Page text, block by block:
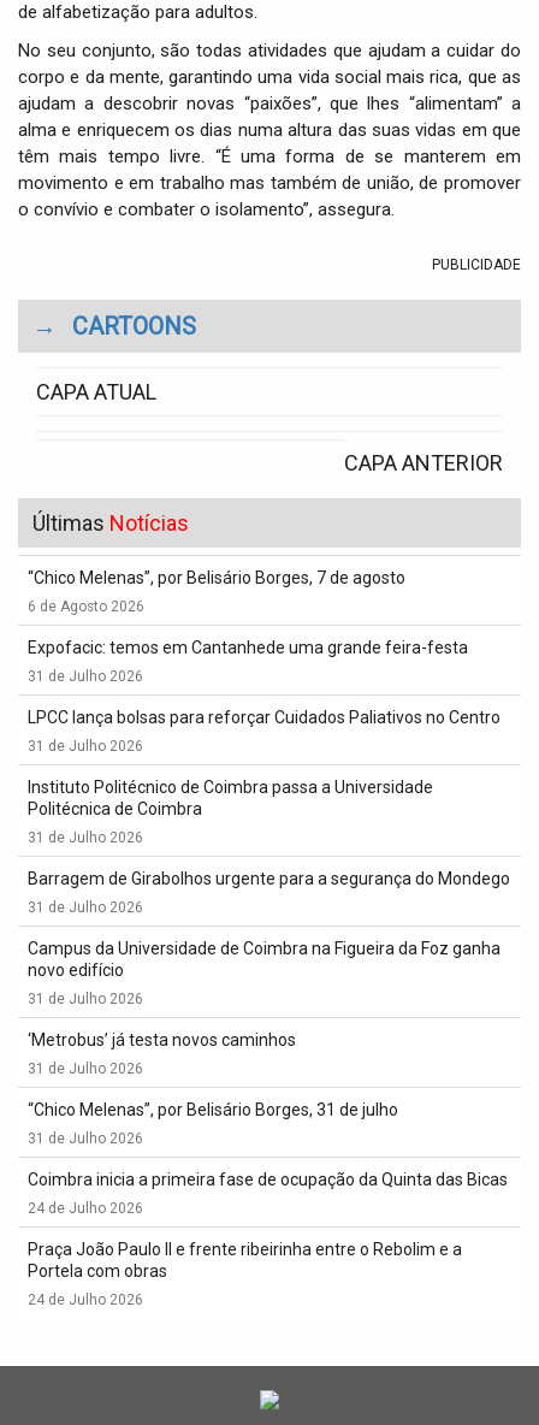
de alfabetização para adultos.
No seu conjunto, são todas atividades que ajudam a cuidar do
corpo e da mente, garantindo uma vida social mais rica, que as
ajudam a descobrir novas “paixões”, que lhes “alimentam” a
alma e enriquecem os dias numa altura das suas vidas em que
têm mais tempo livre. “É uma forma de se manterem em
movimento e em trabalho mas também de união, de promover
o convívio e combater o isolamento”, assegura.
PUBLICIDADE
→ CARTOONS
CAPA ATUAL
CAPA ANTERIOR
Últimas Notícias
“Chico Melenas”, por Belisário Borges, 7 de agosto
6 de Agosto 2026
Expofacic: temos em Cantanhede uma grande feira-festa
31 de Julho 2026
LPCC lança bolsas para reforçar Cuidados Paliativos no Centro
31 de Julho 2026
Instituto Politécnico de Coimbra passa a Universidade
Politécnica de Coimbra
31 de Julho 2026
Barragem de Girabolhos urgente para a segurança do Mondego
31 de Julho 2026
Campus da Universidade de Coimbra na Figueira da Foz ganha
novo edifício
31 de Julho 2026
‘Metrobus’ já testa novos caminhos
31 de Julho 2026
“Chico Melenas”, por Belisário Borges, 31 de julho
31 de Julho 2026
Coimbra inicia a primeira fase de ocupação da Quinta das Bicas
24 de Julho 2026
Praça João Paulo II e frente ribeirinha entre o Rebolim e a
Portela com obras
24 de Julho 2026